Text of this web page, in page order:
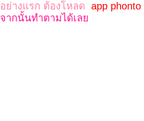
อย่างแรก ต้องโหลด app phonto
จากนั้นทำตามได้เลย